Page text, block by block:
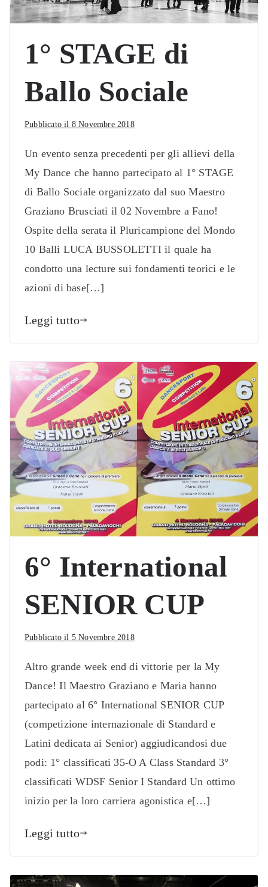
1° STAGE di
Ballo Sociale
Pubblicato il 8 Novembre 2018
Un evento senza precedenti per gli allievi della
My Dance che hanno partecipato al 1° STAGE
di Ballo Sociale organizzato dal suo Maestro
Graziano Brusciati il 02 Novembre a Fano!
Ospite della serata il Pluricampione del Mondo
10 Balli LUCA BUSSOLETTI il quale ha
condotto una lecture sui fondamenti teorici e le
azioni di base[…]
Leggi tutto
6° International
SENIOR CUP
Pubblicato il 5 Novembre 2018
Altro grande week end di vittorie per la My
Dance! Il Maestro Graziano e Maria hanno
partecipato al 6° International SENIOR CUP
(competizione internazionale di Standard e
Latini dedicata ai Senior) aggiudicandosi due
podi: 1° classificati 35-O A Class Standard 3°
classificati WDSF Senior I Standard Un ottimo
inizio per la loro carriera agonistica e[…]
Leggi tutto